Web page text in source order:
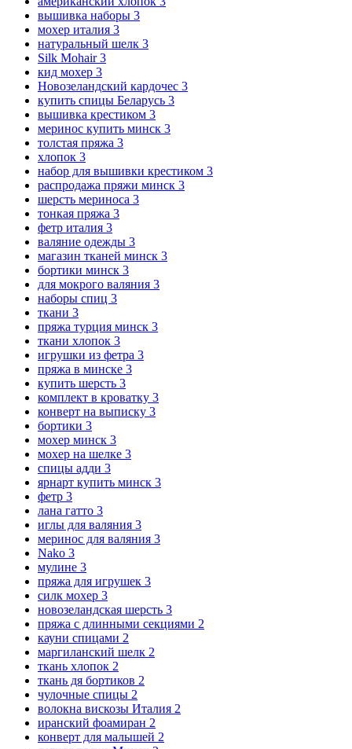
вышивка наборы 3
мохер италия 3
натуральный шелк 3
Silk Mohair3
кид мохер 3
Новозеландский кардочес 3
купить спицы Беларусь 3
вышивка крестиком 3
меринос купить минск 3
толстая пряжа 3
хлопок 3
набор для вышивки крестиком 3
распродажа пряжи минск 3
шерсть мериноса 3
тонкая пряжа 3
фетр италия 3
валяние одежды 3
магазин тканей минск 3
бортики минск 3
для мокрого валяния 3
наборы спиц 3
ткани 3
пряжа турция минск 3
ткани хлопок 3
игрушки из фетра 3
пряжа в минске 3
купить шерсть 3
комплект в кроватку 3
конверт на выписку 3
бортики 3
мохер минск 3
мохер на шелке 3
спицы адди 3
ярнарт купить минск 3
фетр 3
лана гатто 3
иглы для валяния 3
меринос для валяния 3
Nako 3
мулине 3
пряжа для игрушек 3
силк мохер 3
новозеландская шерсть 3
пряжа с длинными секциями 2
кауни спицами 2
маргиланский шелк 2
ткань хлопок 2
ткань дя бортиков 2
чулочные спицы 2
волокна вискозы Италия 2
иранский фоамиран 2
конверт для малышей 2